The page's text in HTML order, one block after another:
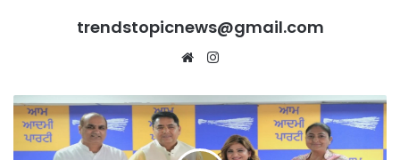
trendstopicnews@gmail.com
Website
Renowned
Entrepreneur
और